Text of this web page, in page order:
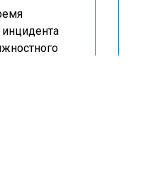
инцидента